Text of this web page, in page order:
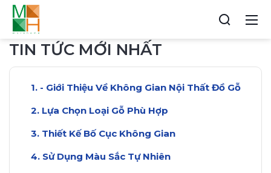
TIN TỨC MỚI NHẤT
- Giới Thiệu Về Không Gian Nội Thất Đồ Gỗ
Lựa Chọn Loại Gỗ Phù Hợp
Thiết Kế Bố Cục Không Gian
Sử Dụng Màu Sắc Tự Nhiên